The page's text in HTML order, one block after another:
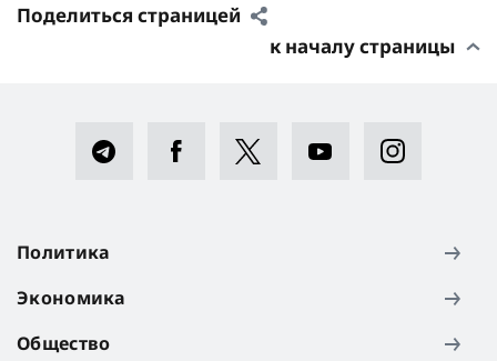
Поделиться страницей
к началу страницы
Политика
Экономика
Общество